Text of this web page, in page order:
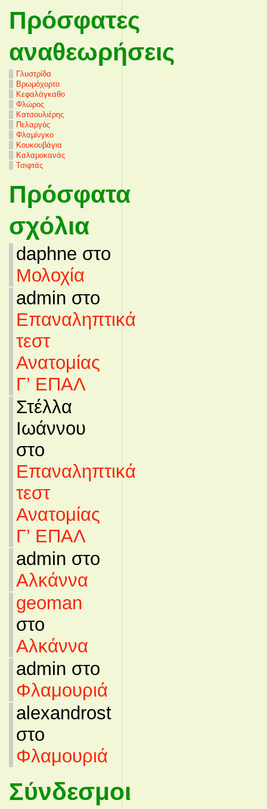
Πρόσφατες
αναθεωρήσεις
Γλυστρίδα
Βρωμόχορτο
Κεφαλάγκαθο
Φλώρος
Κατσουλιέρης
Πελαργός
Φλαμίνγκο
Κουκουβάγια
Καλαμοκανάς
Τσιφτάς
Πρόσφατα
σχόλια
daphne στο
Μολοχία
admin στο
Επαναληπτικά
τεστ
Ανατομίας
Γ’ ΕΠΑΛ
Στέλλα
Ιωάννου
στο
Επαναληπτικά
τεστ
Ανατομίας
Γ’ ΕΠΑΛ
admin στο
Αλκάννα
geoman
στο
Αλκάννα
admin στο
Φλαμουριά
alexandrost
στο
Φλαμουριά
Σύνδεσμοι